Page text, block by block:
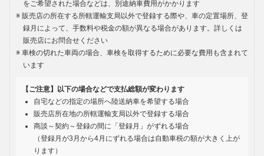
をご希望された場合などは、別途納車費用がかかります
販売店の所在する所轄運輸支局以外で登録する際や、車の定置場所、登
録月によって、手数料や税金の額が異なる場合があります。詳しくは
販売店にお問合せください
車検の切れた車両の場合、車検を取得するために必要な費用も含まれて
います
【ご注意】以下の場合などで支払総額が変わります
自宅などの指定の場所へ陸送納車を希望する場合
販売店所在地の所轄運輸支局以外で登録する場合
商談～契約～登録の間に「登録月」がずれる場合
（登録月が3月から4月にずれる場合は自動車税の額が大きく上が
ります）